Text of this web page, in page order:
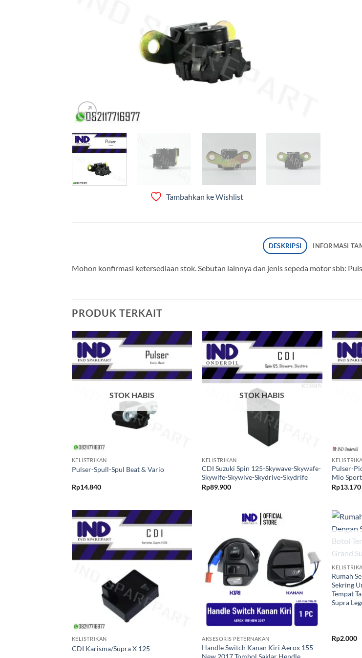
Tambahkan ke Wishlist
DESKRIPSI INFORMASI
Mohon konfirmasi ketersediaan stok. Sebutan lainnya dan jenis sepeda motor sbb:
PRODUK TERKAIT
Tambahkan
ke Wishlist
STOK HABIS
KELISTRIKAN
Pulser-Spull-Spul Beat & Vario
Rp14.840
Tambahkan
ke Wishlist
STOK HABIS
KELISTRIKAN
CDI Suzuki Spin 125-Skywave-Skywafe-
Skywife-Skywive-Skydrive-Skydrife
Rp89.900
Pulser-
Mio
Rp13.170
Tambahkan
ke Wishlist
KELISTRIKAN
CDI Karisma/Supra X 125
ke Wishlist
AKSESORIS PETERNAKAN
Handle Switch Kanan Kiri Aerox 155
Rumah
Sekring
Tempat
Supra
Rp2.000